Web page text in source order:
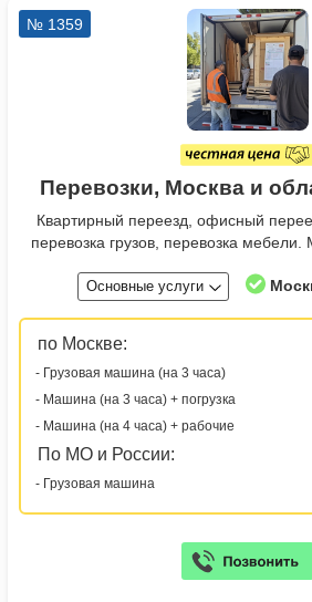
№ 1359
Перевозки, Москва и
Квартирный переезд, офисный
перевозка грузов, перевозка
Основные услуги
по Москве:
- Грузовая машина (на 3 часа)
- Машина (на 3 часа) + погрузка
- Машина (на 4 часа) + рабочие
По МО и России:
- Грузовая машина